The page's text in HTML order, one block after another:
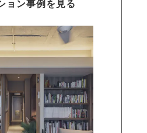
ョン事例を見る